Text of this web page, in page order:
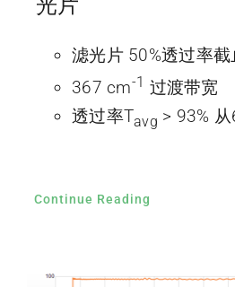
滤光片 50%透过率
367 cm-1 过渡带宽
透过率Tavg > 93%
Continue Reading